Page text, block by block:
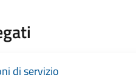
di servizio